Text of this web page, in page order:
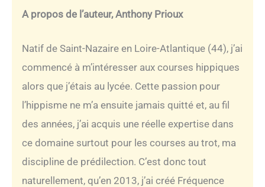
A propos de l’auteur, Anthony Prioux
Natif de Saint-Nazaire en Loire-Atlantique (44), j’ai
commencé à m’intéresser aux courses hippiques
alors que j’étais au lycée. Cette passion pour
l’hippisme ne m’a ensuite jamais quitté et, au fil
des années, j’ai acquis une réelle expertise dans
ce domaine surtout pour les courses au trot, ma
discipline de prédilection. C’est donc tout
naturellement, qu’en 2013, j’ai créé Fréquence